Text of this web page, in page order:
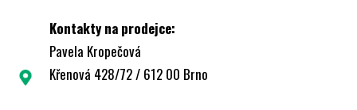
Kontakty na prodejce:
Pavela Kropečová
Křenová 428/72 / 612 00 Brno